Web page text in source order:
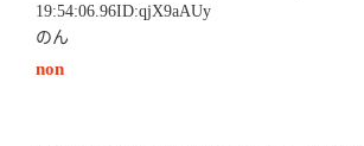
19:54:06.96ID:qjX9aAUy
のん
non